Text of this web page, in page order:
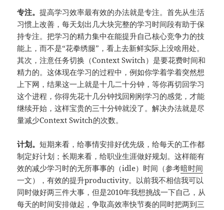
专注。提高学习效率最有效的办法就是专注。首先从生活
习惯上改善，每天划出几大块完整的学习时间段有助于保
持专注。把学习的精力集中在能提升自己核心竞争力的技
能上，而不是“花拳绣腿”，看上去新鲜实际上没啥用处。
其次，注意任务切换（Context Switch）是要花费时间和
精力的。这体现在学习的过程中，例如你学着学着突然想
上下网，结果这一上就是十几二十分钟，等你再切回学习
这个进程，你得先花十几分钟找回刚刚学习的感觉，才能
继续开始，这样宝贵的三十分钟就没了。解决办法就是尽
量减少Context Switch的次数。
计划。短期来看，给事情安排好优先级，给每天的工作都
制定好计划；长期来看，给职业生涯做好规划。这样能有
效的减少学习时的无所事事的（idle）时间（参考暗时间
一文），有效的提升productivity。以前我不相信我可以
同时做好两三件大事，但是2010年我想挑战一下自己，从
每天的时间安排做起，争取高效率快节奏的同时把两到三